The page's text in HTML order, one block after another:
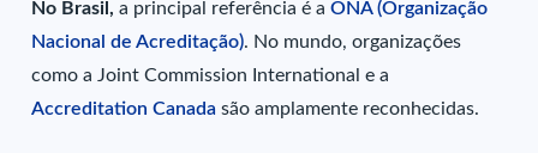
No Brasil,a principal referência é aONA (Organização
Nacional de Acreditação). No mundo, organizações
como a Joint Commission International e a
Accreditation Canada são amplamente reconhecidas.